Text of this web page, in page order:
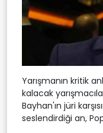
Yarışmanın kritik
kalacak
Bayhan'ın jüri
seslendirdiği an,